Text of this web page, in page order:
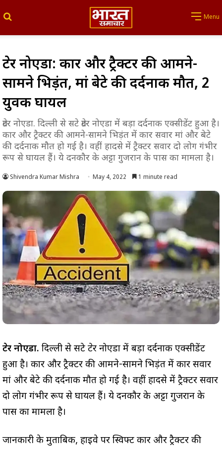
Menu
ग्रेटर नोएडा: कार और ट्रैक्टर की आमने-
सामने भिड़ंत, मां बेटे की दर्दनाक मौत, 2
युवक घायल
ग्रेटर नोएडा. दिल्ली से सटे ग्रेटर नोएडा में बड़ा दर्दनाक एक्सीडेंट हुआ है।
कार और ट्रैक्टर की आमने-सामने भिड़ंत में कार सवार मां और बेटे
की दर्दनाक मौत हो गई है। वहीं हादसे में ट्रैक्टर सवार दो लोग गंभीर
रूप से घायल हैं। ये दनकौर के अट्टा गुजरान के पास का मामला है।
Shivendra Kumar Mishra May 4, 2022 1 minute read
ग्रेटर नोएडा. दिल्ली से सटे ग्रेटर नोएडा में बड़ा दर्दनाक एक्सीडेंट
हुआ है। कार और ट्रैक्टर की आमने-सामने भिड़ंत में कार सवार
मां और बेटे की दर्दनाक मौत हो गई है। वहीं हादसे में ट्रैक्टर सवार
दो लोग गंभीर रूप से घायल हैं। ये दनकौर के अट्टा गुजरान के
पास का मामला है।
जानकारी के मुताबिक, हाइवे पर स्विफ्ट कार और ट्रैक्टर की